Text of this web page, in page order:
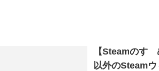
【Steamのす
以外のSteam